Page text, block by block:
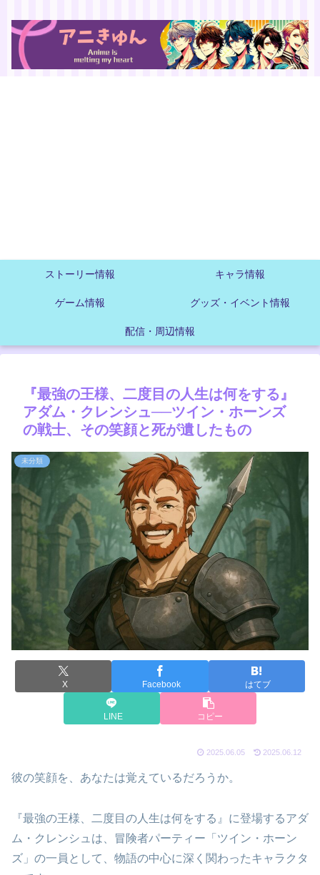
ストーリー情報 キャラ情報
ゲーム情報 グッズ・イベント情報
配信・周辺情報
『最強の王様、二度目の人生は何をする』
アダム・クレンシュ──ツイン・ホーンズ
の戦士、その笑顔と死が遺したもの
未分類
X Facebook はてブ
LINE コピー
2025.06.05 2025.06.12
彼の笑顔を、あなたは覚えているだろうか。
『最強の王様、二度目の人生は何をする』に登場するアダ
ム・クレンシュは、冒険者パーティー「ツイン・ホーン
ズ」の一員として、物語の中心に深く関わったキャラクタ